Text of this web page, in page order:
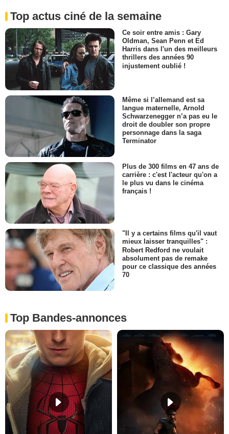
Top actus ciné de la semaine
Ce soir entre amis : Gary
Oldman, Sean Penn et Ed
Harris dans l'un des meilleurs
thrillers des années 90
injustement oublié !
Même si l’allemand est sa
langue maternelle, Arnold
Schwarzenegger n’a pas eu le
droit de doubler son propre
personnage dans la saga
Terminator
Plus de 300 films en 47 ans de
carrière : c'est l'acteur qu'on a
le plus vu dans le cinéma
français !
"Il y a certains films qu'il vaut
mieux laisser tranquilles" :
Robert Redford ne voulait
absolument pas de remake
pour ce classique des années
70
Top Bandes-annonces